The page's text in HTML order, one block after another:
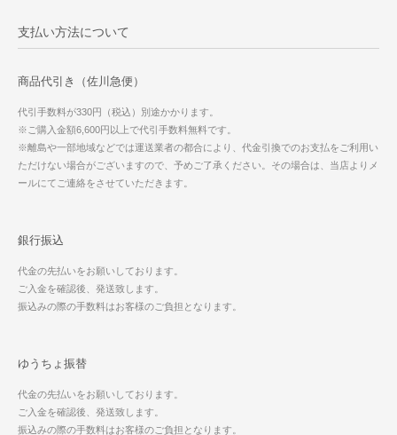
支払い方法について
商品代引き（佐川急便）
代引手数料が330円（税込）別途かかります。
※ご購入金額6,600円以上で代引手数料無料です。
※離島や一部地域などでは運送業者の都合により、代金引換でのお支払をご利用い
ただけない場合がございますので、予めご了承ください。その場合は、当店よりメ
ールにてご連絡をさせていただきます。
銀行振込
代金の先払いをお願いしております。
ご入金を確認後、発送致します。
振込みの際の手数料はお客様のご負担となります。
ゆうちょ振替
代金の先払いをお願いしております。
ご入金を確認後、発送致します。
振込みの際の手数料はお客様のご負担となります。